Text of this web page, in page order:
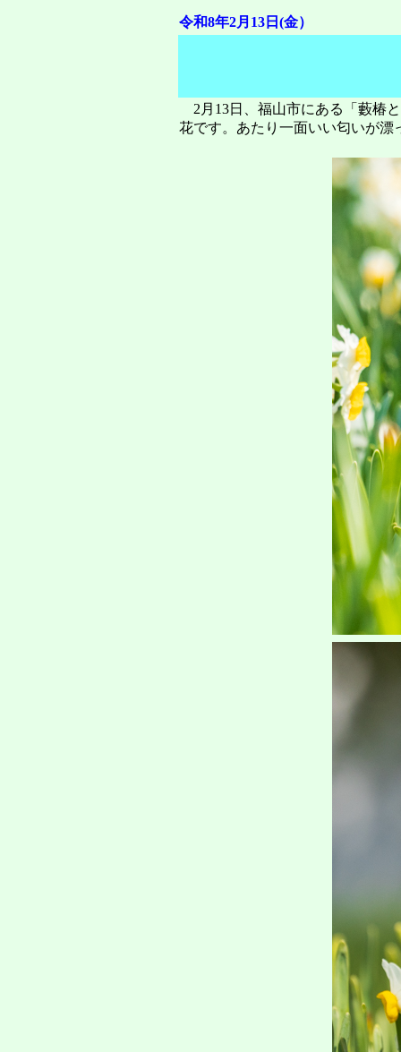
令和8年2月13日(金）
2月13日、福山市にある「藪椿
花です。あたり一面いい匂いが漂